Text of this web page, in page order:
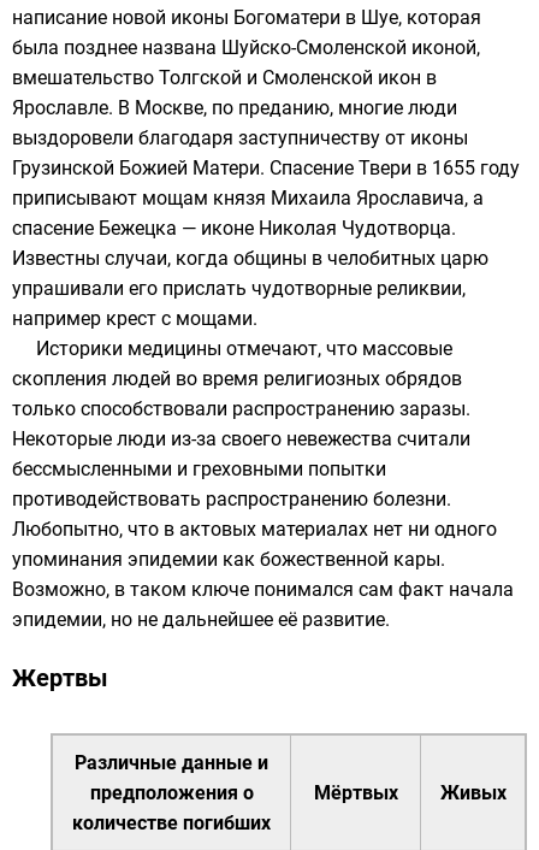
написание новой иконы Богоматери в Шуе, которая
была позднее названа Шуйско-Смоленской иконой,
вмешательство Толгской и Смоленской икон в
Ярославле. В Москве, по преданию, многие люди
выздоровели благодаря заступничеству от иконы
Грузинской Божией Матери. Спасение Твери в 1655 году
приписывают мощам князя Михаила Ярославича, а
спасение Бежецка — иконе Николая Чудотворца.
Известны случаи, когда общины в челобитных царю
упрашивали его прислать чудотворные реликвии,
например крест с мощами.
Историки медицины отмечают, что массовые
скопления людей во время религиозных обрядов
только способствовали распространению заразы.
Некоторые люди из-за своего невежества считали
бессмысленными и греховными попытки
противодействовать распространению болезни.
Любопытно, что в актовых материалах нет ни одного
упоминания эпидемии как божественной кары.
Возможно, в таком ключе понимался сам факт начала
эпидемии, но не дальнейшее её развитие.
Жертвы
Различные данные и
предположения о
количестве погибших
Мёртвых Живых